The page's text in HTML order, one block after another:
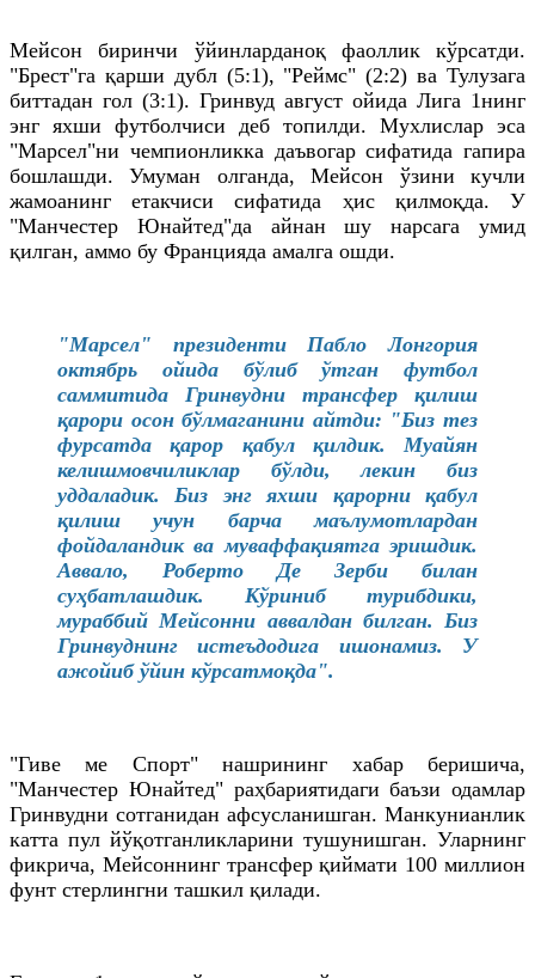
Мейсон биринчи ўйинларданоқ фаоллик кўрсатди.
"Брест"га қарши дубл (5:1), "Реймс" (2:2) ва Тулузага
биттадан гол (3:1). Гринвуд август ойида Лига 1нинг
энг яхши футболчиси деб топилди. Мухлислар эса
"Марсел"ни чемпионликка даъвогар сифатида гапира
бошлашди. Умуман олганда, Мейсон ўзини кучли
жамоанинг етакчиси сифатида ҳис қилмоқда. У
"Манчестер Юнайтед"да айнан шу нарсага умид
қилган, аммо бу Францияда амалга ошди.
"Марсел" президенти Пабло Лонгория
октябрь ойида бўлиб ўтган футбол
саммитида Гринвудни трансфер қилиш
қарори осон бўлмаганини айтди: "Биз тез
фурсатда қарор қабул қилдик. Муайян
келишмовчиликлар бўлди, лекин биз
уддаладик. Биз энг яхши қарорни қабул
қилиш учун барча маълумотлардан
фойдаландик ва муваффақиятга эришдик.
Аввало, Роберто Де Зерби билан
суҳбатлашдик. Кўриниб турибдики,
мураббий Мейсонни аввалдан билган. Биз
Гринвуднинг истеъдодига ишонамиз. У
ажойиб ўйин кўрсатмоқда".
"Гиве ме Спорт" нашрининг хабар беришича,
"Манчестер Юнайтед" раҳбариятидаги баъзи одамлар
Гринвудни сотганидан афсусланишган. Манкунианлик
катта пул йўқотганликларини тушунишган. Уларнинг
фикрича, Мейсоннинг трансфер қиймати 100 миллион
фунт стерлингни ташкил қилади.